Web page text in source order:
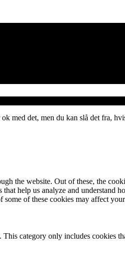
med det, men du kan slå det fra,
the website. Out of these, the
help us analyze and
of these cookies may affect
category only includes cookies